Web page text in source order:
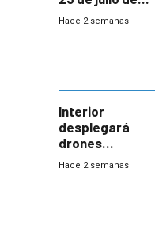
2026
Hace 2 semanas
Interior
desplegará
drones
autónomos para
Hace 2 semanas